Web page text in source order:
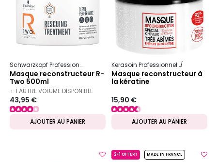
Schwarzkopf Professional Bc Bonacure R-Two
Masque reconstructeur R-
Two 500ml
+ 1 AUTRE VOLUME DISPONIBLE
43,95 €
AJOUTER AU PANIER
Kerasoin Professionnel
Masque reconstructeur à
la kératine
15,90 €
AJOUTER AU PANIER
2+1 OFFERT MADE IN FRANCE